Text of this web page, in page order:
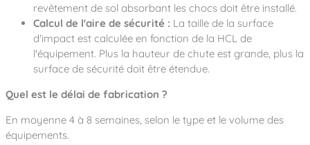
revêtement de sol absorbant les chocs doit être installé.
Calcul de l'aire de sécurité : La taille de la surface
d'impact est calculée en fonction de la HCL de
l'équipement. Plus la hauteur de chute est grande, plus la
surface de sécurité doit être étendue.
Quel est le délai de fabrication ?
En moyenne 4 à 8 semaines, selon le type et le volume des
équipements.